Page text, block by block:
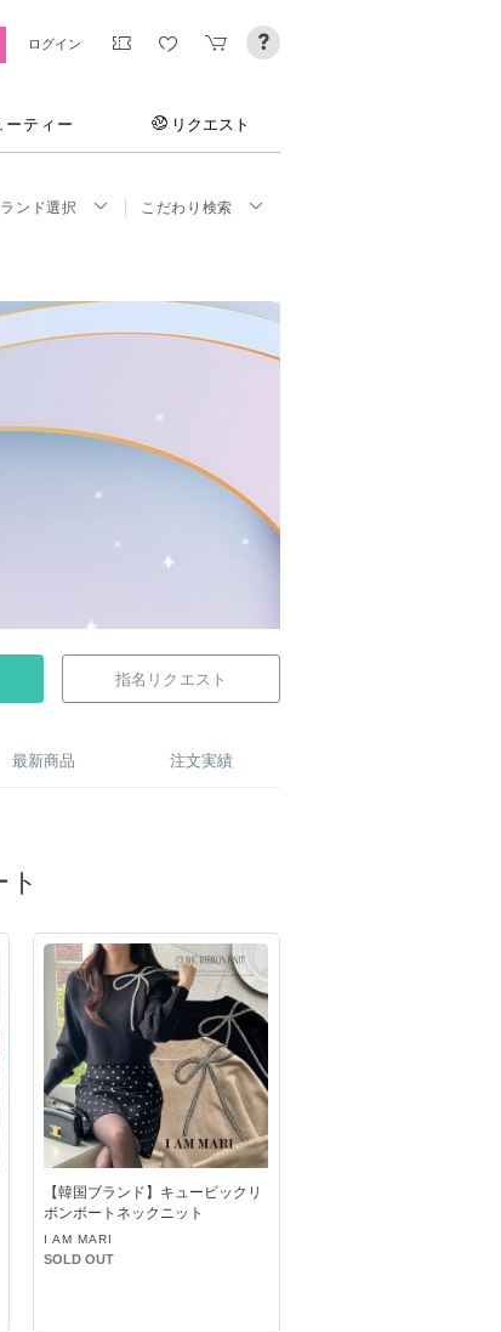
ログイン
ーティー リクエスト
ンド選択 こだわり検索
指名リクエスト
最新商品 注文実績
【韓国ブランド】キュービックリ
ボンボートネックニット
I AM MARI
SOLD OUT